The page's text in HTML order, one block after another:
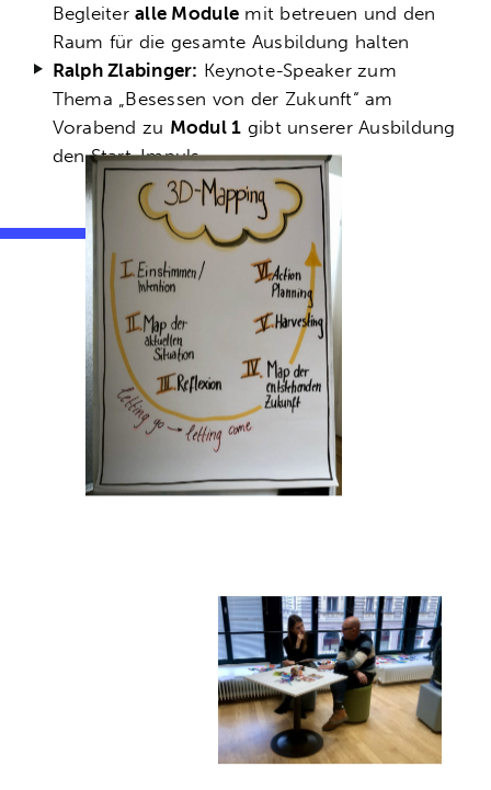
Begleiteralle Module mit betreuen und den
Raum für die gesamte Ausbildung halten
Ralph Zlabinger: Keynote-Speaker zum
Thema „Besessen von der Zukunft“ am
Vorabend zu Modul 1 gibt unserer Ausbildung
den Start-Impuls.